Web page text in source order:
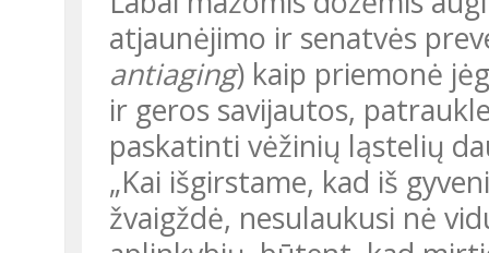
atjaunėjimo ir senatvės
antiaging) kaip priemonė
ir geros savijautos,
paskatinti vėžinių ląstelių
„Kai išgirstame, kad iš gyvenimo netikėtai išėjo kino ar sporto
žvaigždė, nesulaukusi nė